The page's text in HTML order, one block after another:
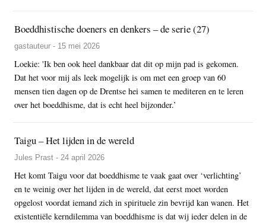
Boeddhistische doeners en denkers – de serie (27)
gastauteur - 15 mei 2026
Loekie: 'Ik ben ook heel dankbaar dat dit op mijn pad is gekomen.
Dat het voor mij als leek mogelijk is om met een groep van 60
mensen tien dagen op de Drentse hei samen te mediteren en te leren
over het boeddhisme, dat is echt heel bijzonder.’
Taigu – Het lijden in de wereld
Jules Prast - 24 april 2026
Het komt Taigu voor dat boeddhisme te vaak gaat over ‘verlichting’
en te weinig over het lijden in de wereld, dat eerst moet worden
opgelost voordat iemand zich in spirituele zin bevrijd kan wanen. Het
existentiële kerndilemma van boeddhisme is dat wij ieder delen in de